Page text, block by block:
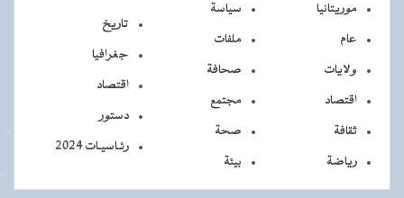
موريتانيا
عام
ولايات
اقتصاد
ثقافة
رياضة
سياسة
ملفات
صحافة
مجتمع
صحة
بيئة
تاريخ
جغرافيا
اقتصاد
دستور
رئـاسيـات 2024